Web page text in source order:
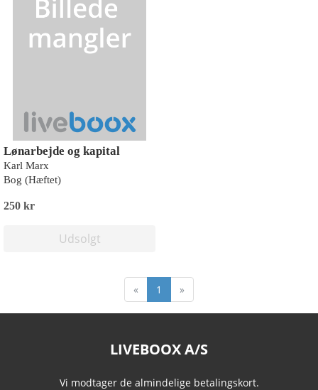
Lønarbejde og kapital
Karl Marx
Bog (Hæftet)
250 kr
Udsolgt
« 1 »
LIVEBOOX A/S
Vi modtager de almindelige betalingskort.